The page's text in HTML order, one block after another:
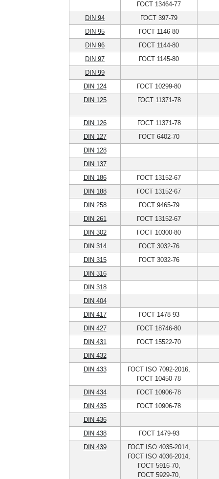
ГОСТ 13464-77
DIN 94
ГОСТ 397-79
DIN 95
ГОСТ 1146-80
DIN 96
ГОСТ 1144-80
DIN 97
ГОСТ 1145-80
DIN 99
DIN 124
ГОСТ 10299-80
DIN 125
ГОСТ 11371-78
DIN 126
ГОСТ 11371-78
DIN 127
ГОСТ 6402-70
DIN 128
DIN 137
DIN 186
ГОСТ 13152-67
DIN 188
ГОСТ 13152-67
DIN 258
ГОСТ 9465-79
DIN 261
ГОСТ 13152-67
DIN 302
ГОСТ 10300-80
DIN 314
ГОСТ 3032-76
DIN 315
ГОСТ 3032-76
DIN 316
DIN 318
DIN 404
DIN 417
ГОСТ 1478-93
DIN 427
ГОСТ 18746-80
DIN 431
ГОСТ 15522-70
DIN 432
DIN 433
ГОСТ ISO 7092-2016,
ГОСТ 10450-78
DIN 434
ГОСТ 10906-78
DIN 435
ГОСТ 10906-78
DIN 436
DIN 438
ГОСТ 1479-93
DIN 439
ГОСТ ISO 4035-2014,
ГОСТ ISO 4036-2014,
ГОСТ 5916-70,
ГОСТ 5929-70,